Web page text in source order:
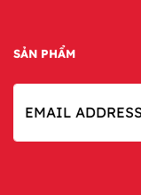
SẢN PHẨM